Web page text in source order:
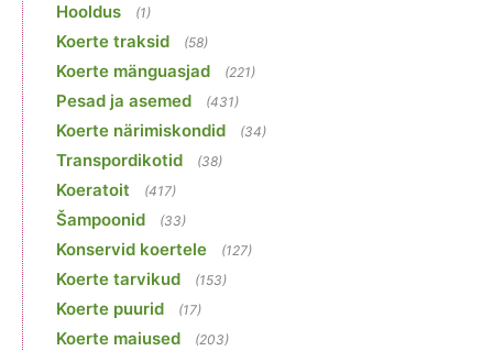
Hooldus (1)
Koerte traksid (58)
Koerte mänguasjad (221)
Pesad ja asemed (431)
Koerte närimiskondid (34)
Transpordikotid (38)
Koeratoit (417)
Šampoonid (33)
Konservid koertele (127)
Koerte tarvikud (153)
Koerte puurid (17)
Koerte maiused (203)